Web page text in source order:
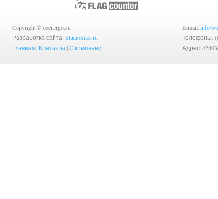
Copyright © ozenergo.su
Разработка сайта: StudioSites.ru
Главная | Контакты |О компании
E-mail:
Телефоны:
Адрес: